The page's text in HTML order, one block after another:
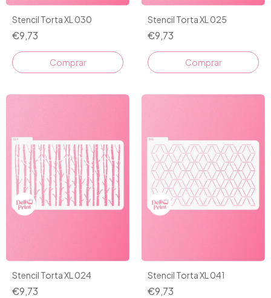
Stencil Torta XL 030
€9,73
Stencil Torta XL 025
€9,73
Stencil Torta XL 024
€9,73
Stencil Torta XL 041
€9,73